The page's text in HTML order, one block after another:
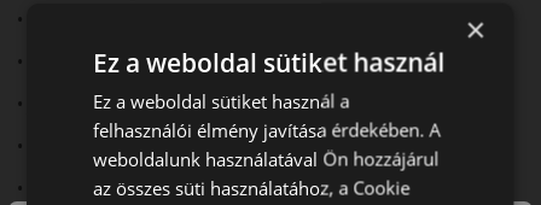
• Kisteherautókhoz és furgonokhoz fejlesztve
• 3PMSF és M+S minősítés
• Jó havas és nedves tapadás
• Megerősített szerkezet
• Tartós futás
×
Ez a weboldal sütiket használ
Ez a weboldal sütiket használ a
felhasználói élmény javítása érdekében. A
weboldalunk használatával Ön hozzájárul
az összes süti használatához, a Cookie